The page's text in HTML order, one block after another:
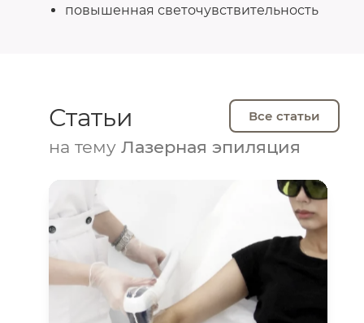
повышенная светочувствительность
Все статьи
Статьи
на тему Лазерная эпиляция